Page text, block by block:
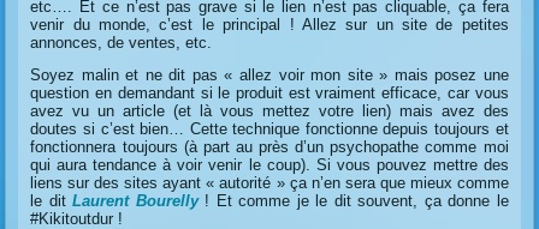
etc…. Et ce n’est pas grave si le lien n’est pas cliquable, ça fera
venir du monde, c’est le principal ! Allez sur un site de petites
annonces, de ventes, etc.
Soyez malin et ne dit pas « allez voir mon site » mais posez une
question en demandant si le produit est vraiment efficace, car vous
avez vu un article (et là vous mettez votre lien) mais avez des
doutes si c’est bien… Cette technique fonctionne depuis toujours et
fonctionnera toujours (à part au près d’un psychopathe comme moi
qui aura tendance à voir venir le coup). Si vous pouvez mettre des
liens sur des sites ayant « autorité » ça n’en sera que mieux comme
le ditLaurent Bourelly! Et comme je le dit souvent, ça donne le
#Kikitoutdur !